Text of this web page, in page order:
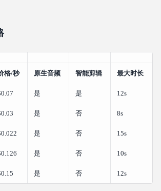
格/秒 原生音频 智能剪辑 最大时长
是 是 12s
是 否 8s
是 否 15s
是 否 10s
是 否 12s